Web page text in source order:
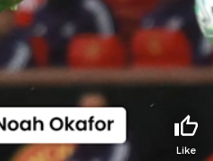
Like
to
ini?
pendapat.
Masuk
video ini?
pendapat.
Masuk